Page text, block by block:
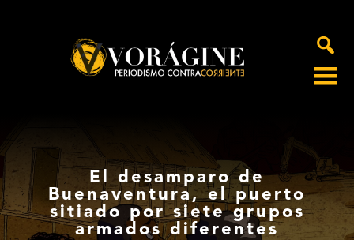
El desamparo de
Buenaventura, el puerto
sitiado por siete grupos
armados diferentes